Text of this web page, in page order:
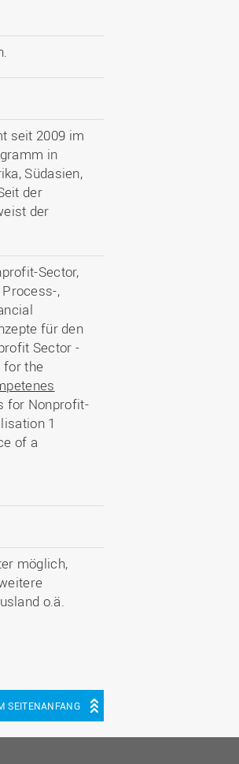
seit 2009 im
in
Südasien,
der
der
Sector,
,
für den
Sector -
for the
for Nonprofit-
1
of a
möglich,
o.ä.
SEITENANFANG